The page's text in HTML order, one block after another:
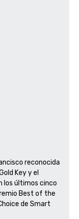
reconocida
Key y el
los últimos cinco
Best of the
de Smart